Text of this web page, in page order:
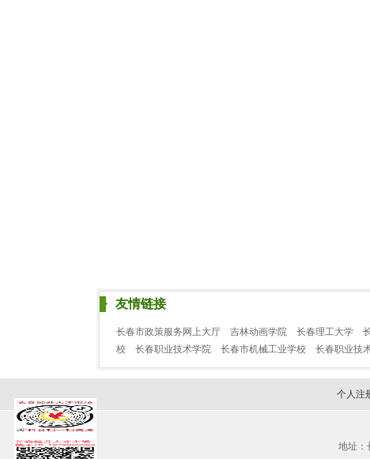
友情链接
长春市政策服务网上大厅 吉林动画学院 长春理工大学
校
长春职业技术学院 长春市机械工业学校 长春职业技
个人注
地址：